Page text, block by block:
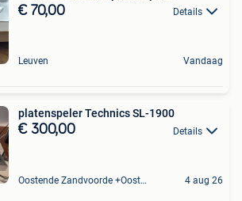
€ 70,00 Details
Leuven Vandaag
platenspeler Technics SL-1900
€ 300,00 Details
Oostende Zandvoorde +Oostende 4 aug 26